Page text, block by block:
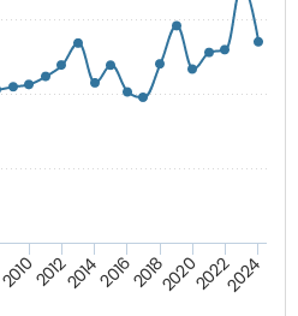
20102012201420162018202020222024